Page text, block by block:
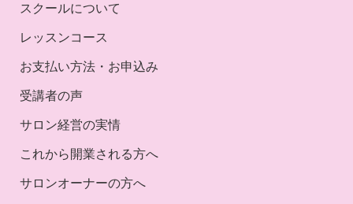
スクールについて
レッスンコース
お支払い方法・お申込み
受講者の声
サロン経営の実情
これから開業される方へ
サロンオーナーの方へ